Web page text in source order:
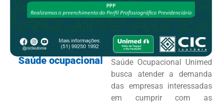
Saúde ocupacional
Saúde Ocupacional Unimed
busca atender a demanda
das empresas interessadas
em cumprir com as